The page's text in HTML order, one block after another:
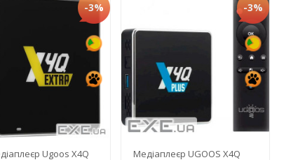
-3%
Ugoos X4Q
-3%
Медіаплеєр UGOOS X4Q